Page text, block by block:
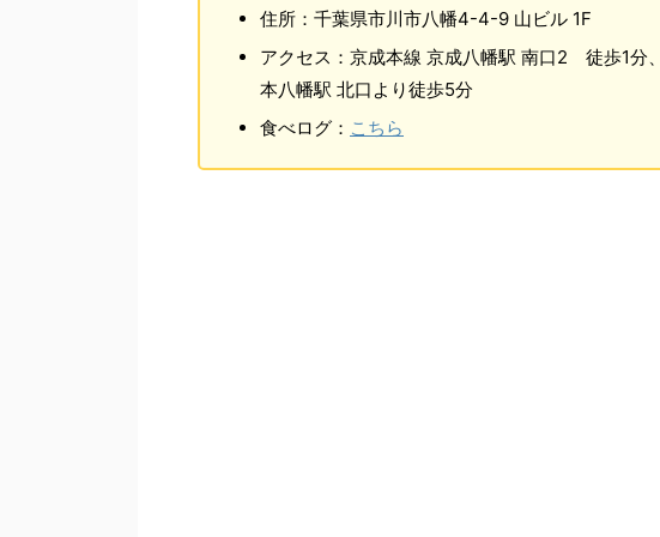
住所：千葉県市川市八幡4-4-9 山ビル 1F
アクセス：京成本線 京成八幡駅 南口2 徒歩1分
本八幡駅 北口より徒歩5分
食べログ： こちら